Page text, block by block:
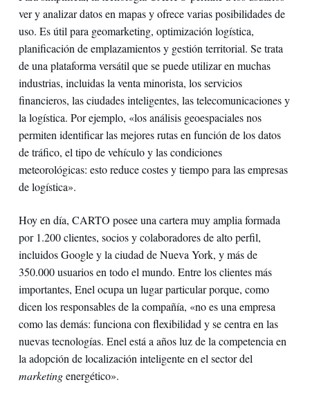
ver y analizar datos en mapas y ofrece varias posibilidades de
uso. Es útil para geomarketing, optimización logística,
planificación de emplazamientos y gestión territorial. Se trata
de una plataforma versátil que se puede utilizar en muchas
industrias, incluidas la venta minorista, los servicios
financieros, las ciudades inteligentes, las telecomunicaciones y
la logística. Por ejemplo, «los análisis geoespaciales nos
permiten identificar las mejores rutas en función de los datos
de tráfico, el tipo de vehículo y las condiciones
meteorológicas: esto reduce costes y tiempo para las empresas
de logística».
Hoy en día, CARTO posee una cartera muy amplia formada
por 1.200 clientes, socios y colaboradores de alto perfil,
incluidos Google y la ciudad de Nueva York, y más de
350.000 usuarios en todo el mundo. Entre los clientes más
importantes, Enel ocupa un lugar particular porque, como
dicen los responsables de la compañía, «no es una empresa
como las demás: funciona con flexibilidad y se centra en las
nuevas tecnologías. Enel está a años luz de la competencia en
la adopción de localización inteligente en el sector del
marketingenergético».